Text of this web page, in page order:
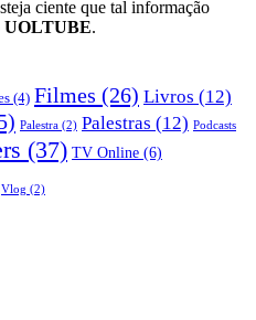
ciente que tal informação
UOLTUBE.
(4) Filmes (26) Livros (12)
Palestra (2) Palestras (12) Podcasts
(37) TV Online (6)
Vlog (2)